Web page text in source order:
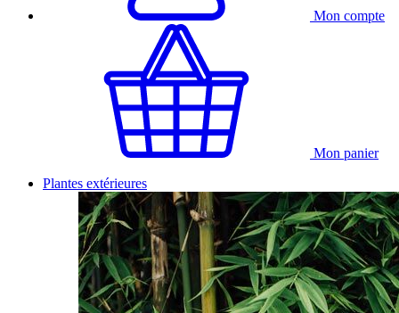
Mon compte
Mon panier
Plantes extérieures